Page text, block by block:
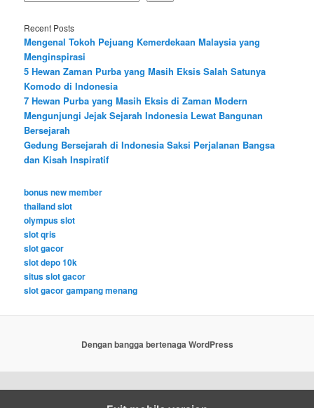
Recent Posts
Mengenal Tokoh Pejuang Kemerdekaan Malaysia yang
Menginspirasi
5 Hewan Zaman Purba yang Masih Eksis Salah Satunya
Komodo di Indonesia
7 Hewan Purba yang Masih Eksis di Zaman Modern
Mengunjungi Jejak Sejarah Indonesia Lewat Bangunan
Bersejarah
Gedung Bersejarah di Indonesia Saksi Perjalanan Bangsa
dan Kisah Inspiratif
bonus new member
thailand slot
olympus slot
slot qris
slot gacor
slot depo 10k
situs slot gacor
slot gacor gampang menang
Dengan bangga bertenaga WordPress